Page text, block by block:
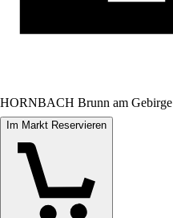
HORNBACH Brunn am Gebirge
Im Markt Reservieren